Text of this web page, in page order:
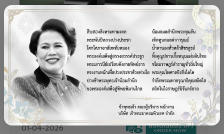
POS TERMINAL
SENOR V+5s
เครื่อง POS All-in-One Touch Screen ดีไซน์พรีเมียม
01-04-2026